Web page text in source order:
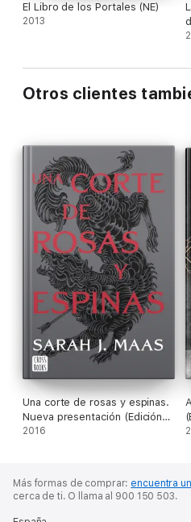
El Libro de los Portales (NE)
2013
Otros clientes
Una corte de rosas y espinas.
Nueva presentación (Edición
española)
2016
Más formas de comprar: encuentra
cerca de ti. O llama al 900 150 503.